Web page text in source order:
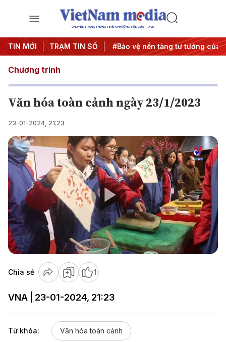
CHUYÊN TRANG THÔNG TIN ĐA PHƯƠNG TIỆN CỦA TTXVN
TIN MỚI TRẠM TIN SỐ
#An ninh năng lượng #Bảo vệ nền tảng tư tưởng của
Chương trình
Văn hóa toàn cảnh ngày 23/1/2023
23-01-2024, 21:23
Play
Video
Chia sẻ 1
VNA | 23-01-2024, 21:23
Từ khóa: Văn hóa toàn cảnh